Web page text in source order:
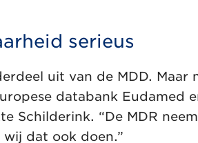
serieus
uit van de MDD.
databank Eudamed
Schilderink. “De MDR
wij dat ook doen.”